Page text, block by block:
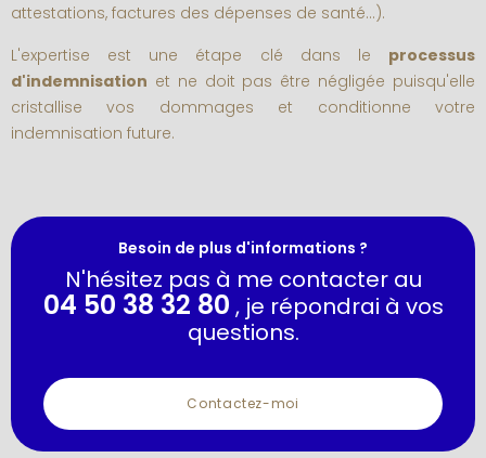
attestations, factures des dépenses de santé...).
L'expertise est une étape clé dans le processus
d'indemnisation et ne doit pas être négligée puisqu'elle
cristallise vos dommages et conditionne votre
indemnisation future.
Besoin de plus d'informations ?
N'hésitez pas à me contacter au
04 50 38 32 80 , je répondrai à vos
questions.
Contactez-moi